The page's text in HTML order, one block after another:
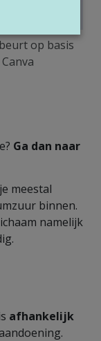
op basis
Ga dan naar
meestal
binnen.
namelijk
afhankelijk